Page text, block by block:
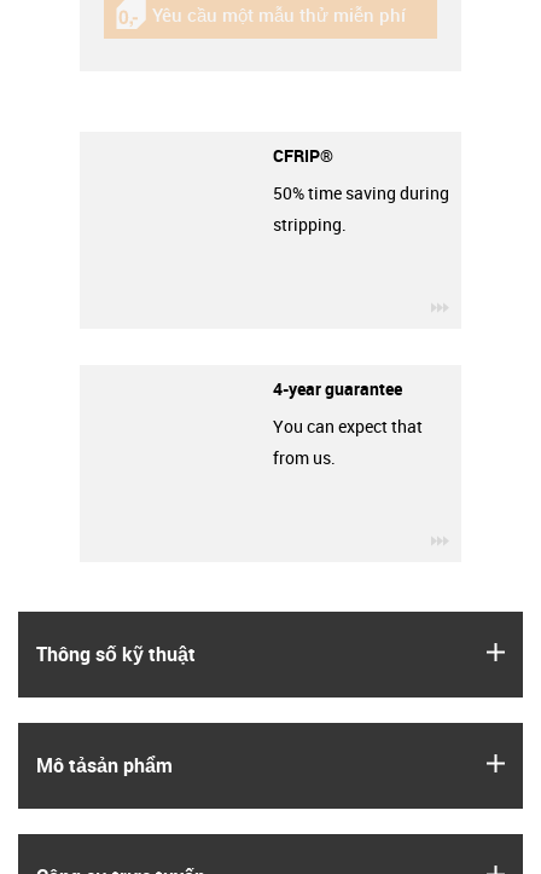
Thông số kỹ thuật
Mô tả­sản phẩm
igus-icon-gratismuster
Yêu cầu một mẫu thử miễn phí
CFRIP®
50% time saving during
stripping.
4-year guarantee
You can expect that
from us.